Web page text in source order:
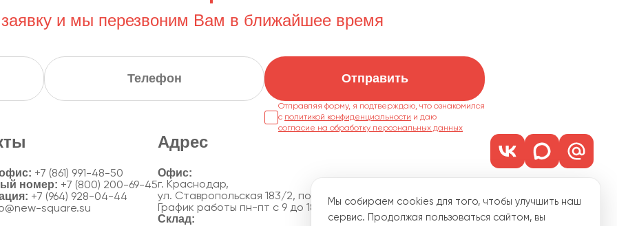
заявку и мы перезвоним Вам в ближайшее время
Отправить
Отправляя форму, я подтверждаю, что ознакомился
с политикой конфиденциальности
согласие на обработку персональных данных
+7 (861) 991-48-50
номер: +7 (800) 200-69-45
+7 (964) 928-04-44
square.su
Адрес
г. Краснодар,
ул. Ставропольская 183/2, пом. 1101
График работы пн-пт с 9 до 18
Мы собираем cookies для того, чтобы улучшить наш
сервис. Продолжая пользоваться сайтом, вы